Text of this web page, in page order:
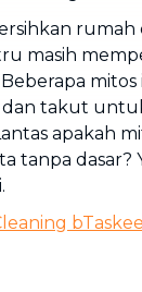
rumah
masih
dan takut
apakah
tanpa dasar?